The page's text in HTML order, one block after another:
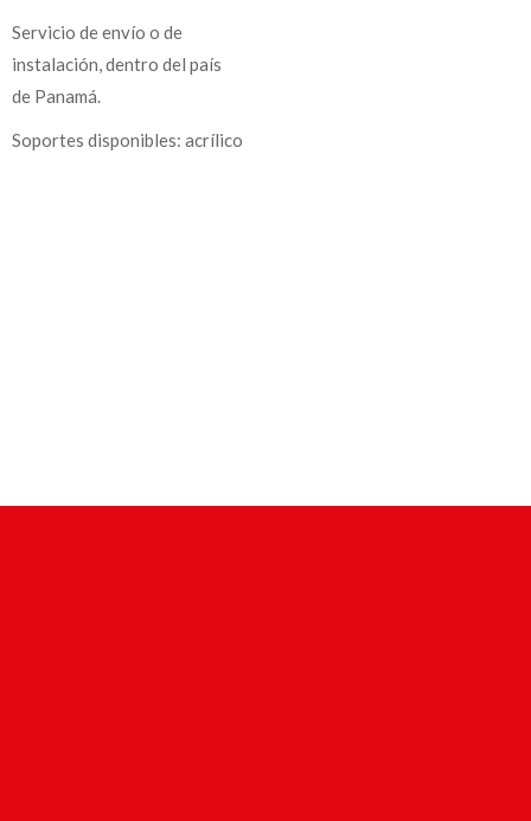
Servicio de envío o de
instalación, dentro del país
de Panamá.
Soportes disponibles: acrílico